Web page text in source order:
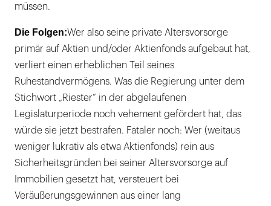
müssen.
Die Folgen:Wer also seine private Altersvorsorge
primär auf Aktien und/oder Aktienfonds aufgebaut hat,
verliert einen erheblichen Teil seines
Ruhestandvermögens. Was die Regierung unter dem
Stichwort „Riester“ in der abgelaufenen
Legislaturperiode noch vehement gefördert hat, das
würde sie jetzt bestrafen. Fataler noch: Wer (weitaus
weniger lukrativ als etwa Aktienfonds) rein aus
Sicherheitsgründen bei seiner Altersvorsorge auf
Immobilien gesetzt hat, versteuert bei
Veräußerungsgewinnen aus einer lang